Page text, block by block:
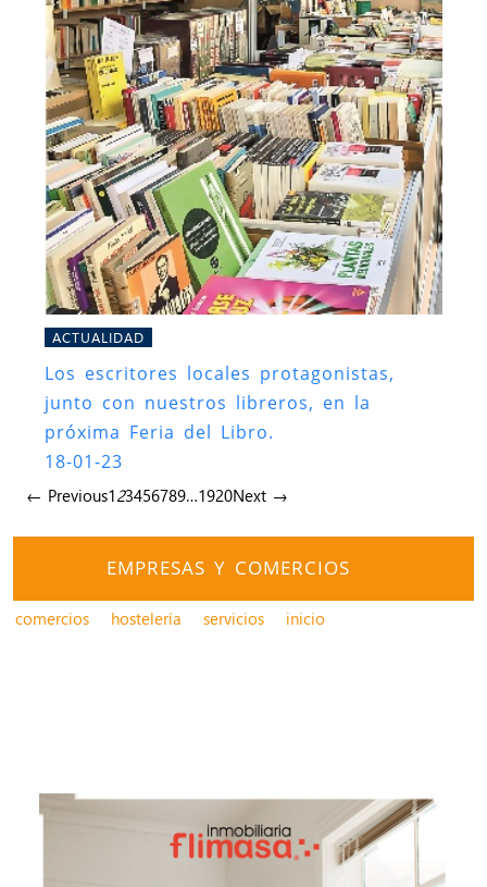
ACTUALIDAD
Los escritores locales protagonistas,
junto con nuestros libreros, en la
próxima Feria del Libro.
18-01-23
← Previous123456789…1920Next →
EMPRESAS Y COMERCIOS
comercios hostelería servicios inicio